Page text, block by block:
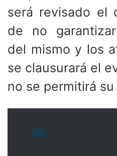
será revisado el
de no
del mismo y los
se clausurará el
no se permitirá